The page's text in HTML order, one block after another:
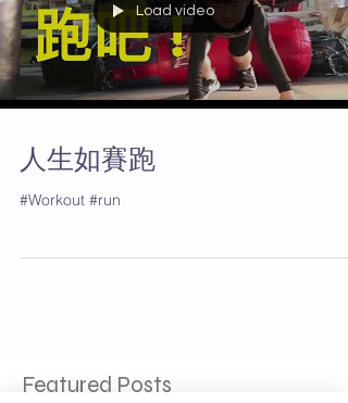
Load video
人生如賽跑
#Workout #run
Featured Posts